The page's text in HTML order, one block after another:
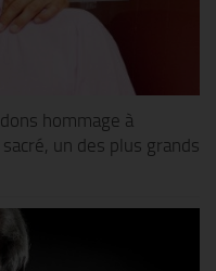
hommage à
un des plus grands